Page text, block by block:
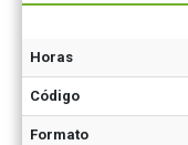
Horas
Código
Formato